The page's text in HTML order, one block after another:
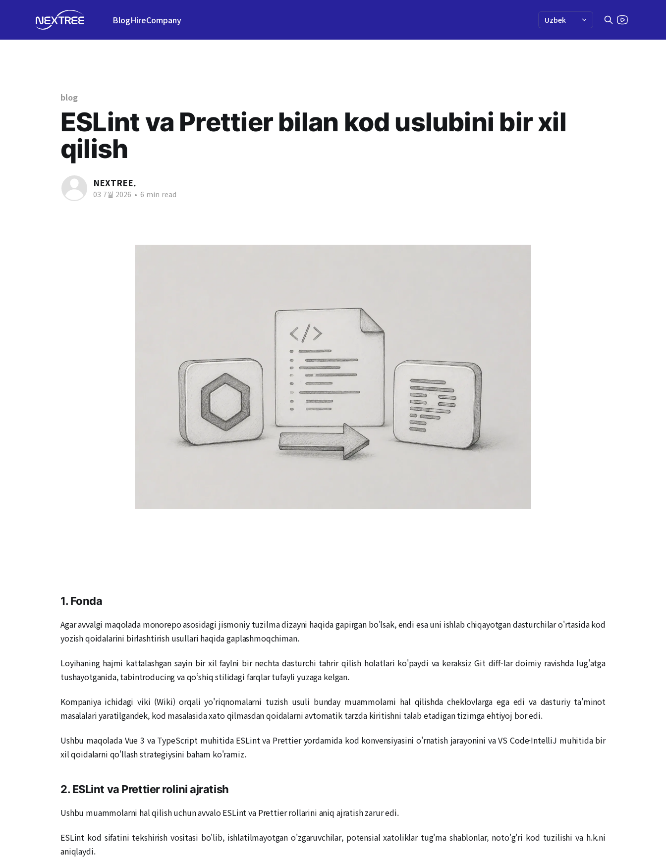
BlogHireCompany
blog
ESLint va Prettier bilan kod uslubini bir xil
qilish
NEXTREE.
03 7월 2026 • 6 min read
1. Fonda
Agar avvalgi maqolada monorepo asosidagi jismoniy tuzilma dizayni haqida gapirgan bo'lsak, endi esa uni ishlab chiqayotgan dasturchilar o'rtasida kod
yozish qoidalarini birlashtirish usullari haqida gaplashmoqchiman.
Loyihaning hajmi kattalashgan sayin bir xil faylni bir nechta dasturchi tahrir qilish holatlari ko'paydi va keraksiz Git diff-lar doimiy ravishda lug'atga
tushayotganida, tabintroducing va qo‘shiq stilidagi farqlar tufayli yuzaga kelgan.
Kompaniya ichidagi viki (Wiki) orqali yo'riqnomalarni tuzish usuli bunday muammolarni hal qilishda cheklovlarga ega edi va dasturiy ta'minot
masalalari yaratilgandek, kod masalasida xato qilmasdan qoidalarni avtomatik tarzda kiritishni talab etadigan tizimga ehtiyoj bor edi.
Ushbu maqolada Vue 3 va TypeScript muhitida ESLint va Prettier yordamida kod konvensiyasini o'rnatish jarayonini va VS Code·IntelliJ muhitida bir
xil qoidalarni qo'llash strategiysini baham ko'ramiz.
2. ESLint va Prettier rolini ajratish
Ushbu muammolarni hal qilish uchun avvalo ESLint va Prettier rollarini aniq ajratish zarur edi.
ESLint kod sifatini tekshirish vositasi bo'lib, ishlatilmayotgan o'zgaruvchilar, potensial xatoliklar tug'ma shablonlar, noto'g'ri kod tuzilishi va h.k.ni
aniqlaydi.